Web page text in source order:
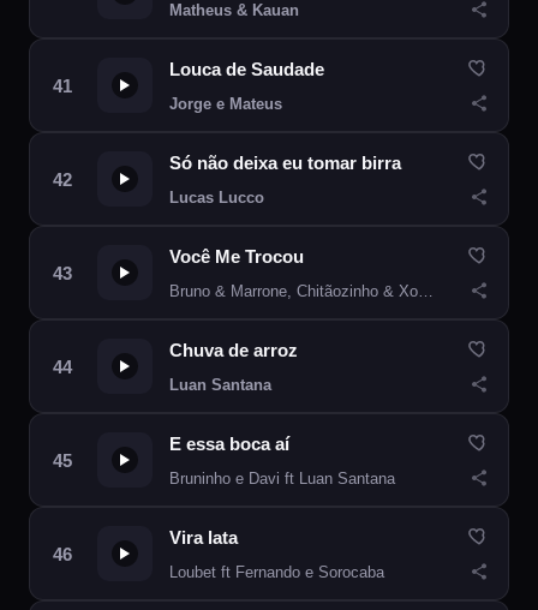
Matheus & Kauan
Louca de Saudade
Jorge e Mateus
Só não deixa eu tomar birra
Lucas Lucco
Você Me Trocou
Bruno & Marrone, Chitãozinho & Xororó
Chuva de arroz
Luan Santana
E essa boca aí
Bruninho e Davi ft Luan Santana
Vira lata
Loubet ft Fernando e Sorocaba